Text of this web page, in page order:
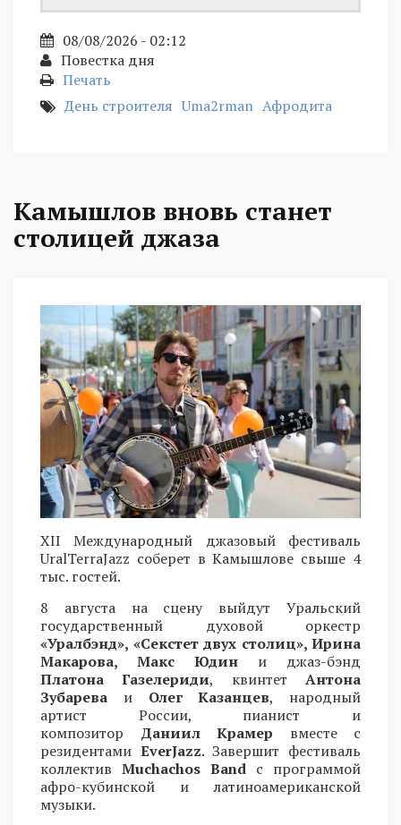
08/08/2026 - 02:12
Повестка дня
Печать
День строителя Uma2rman Афродита
Камышлов вновь станет
столицей джаза
XII Международный джазовый фестиваль
UralTerraJazz соберет в Камышлове свыше 4
тыс. гостей.
8 августа на сцену выйдут Уральский
государственный духовой оркестр
«Уралбэнд», «Секстет двух столиц», Ирина
Макарова, Макс Юдин и джаз-бэнд
Платона Газелериди, квинтетАнтона
Зубарева и Олег Казанцев, народный
артист России, пианист и
композитор Даниил Крамер вместе с
резидентами EverJazz. Завершит фестиваль
коллектив Muchachos Band с программой
афро-кубинской и латиноамериканской
музыки.